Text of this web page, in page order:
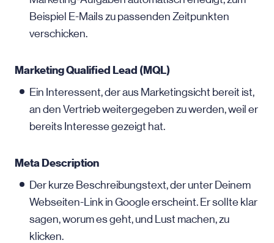
Beispiel E-Mails zu passenden Zeitpunkten
verschicken.
Marketing Qualified Lead (MQL)
Ein Interessent, der aus Marketingsicht bereit ist,
an den Vertrieb weitergegeben zu werden, weil er
bereits Interesse gezeigt hat.
Meta Description
Der kurze Beschreibungstext, der unter Deinem
Webseiten-Link in Google erscheint. Er sollte klar
sagen, worum es geht, und Lust machen, zu
klicken.